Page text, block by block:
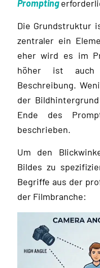
Prompting
Die Grundstruktur
zentraler ein
eher wird es im
höher ist auch
Beschreibung.
der
Ende des
beschrieben.
Um den
Bildes zu
Begriffe aus der
der Filmbranche: